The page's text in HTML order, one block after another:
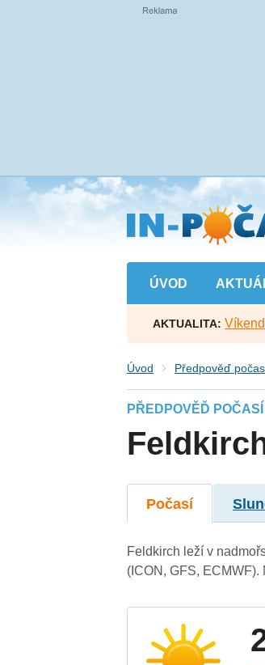
Přejít
na
hlavní
obsah
ÚVOD
AKTUALITA:
Úvod Předpověď
PŘEDPOVĚĎ POČASÍ
Počasí
Feldkirch leží v
(ICON, GFS,